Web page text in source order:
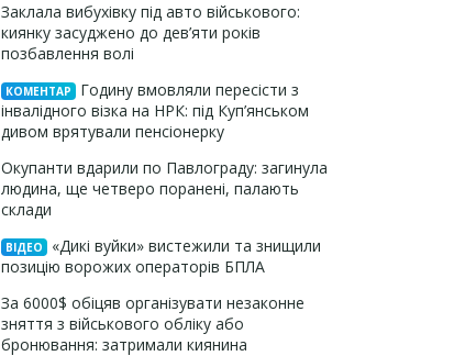
Заклала вибухівку під авто військового:
киянку засуджено до дев’яти років
позбавлення волі
КОМЕНТАР
Годину вмовляли пересісти з
інвалідного візка на НРК: під Куп’янськом
дивом врятували пенсіонерку
Окупанти вдарили по Павлограду: загинула
людина, ще четверо поранені, палають
склади
ВІДЕО
«Дикі вуйки» вистежили та знищили
позицію ворожих операторів БПЛА
За 6000$ обіцяв організувати незаконне
зняття з військового обліку або
бронювання: затримали киянина